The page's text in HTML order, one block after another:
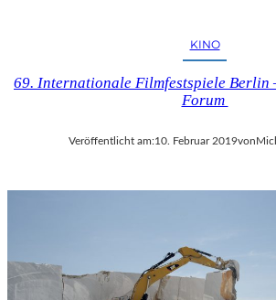
KINO
69. Internationale Filmfestspiele Berlin
Forum
Veröffentlicht am:10. Februar 2019von